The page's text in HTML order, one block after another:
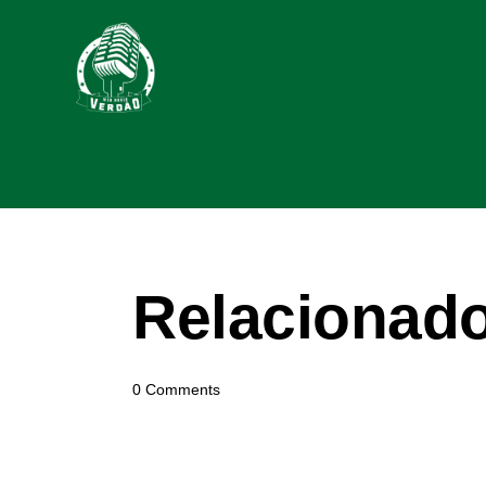
0 Comments